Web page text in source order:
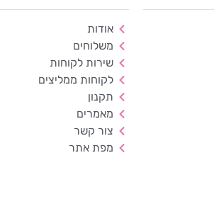
אודות
משלוחים
שירות לקוחות
לקוחות ממליצים
תקנון
מאמרים
צור קשר
מפת אתר